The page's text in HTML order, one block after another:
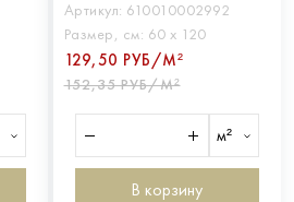
Артикул: 610010002992
Размер, см: 60 х 120
129,50 РУБ/М²
152,35 РУБ/М²
м²
В корзину